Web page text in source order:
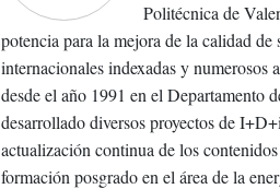
Politécnica de
potencia para la mejora de la calidad
internacionales indexadas y
desde el año 1991 en el Departamento
desarrollado diversos proyectos de
actualización continua de los
formación posgrado en el área de la